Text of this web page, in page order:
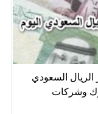
الريال السعودي
في جميع البنوك وشركات